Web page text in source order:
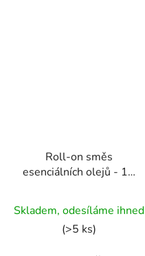
Roll-on směs
esenciálních olejů - 10
Skladem, odesíláme ihned
(>5 ks)